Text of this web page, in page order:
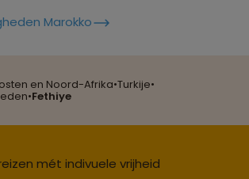
en Noord-Afrika•Turkije•
•Fethiye
Marokko
oog voor mens, cultuur en milieu
mét indivuele vrijheid
en deskundig reisadvies